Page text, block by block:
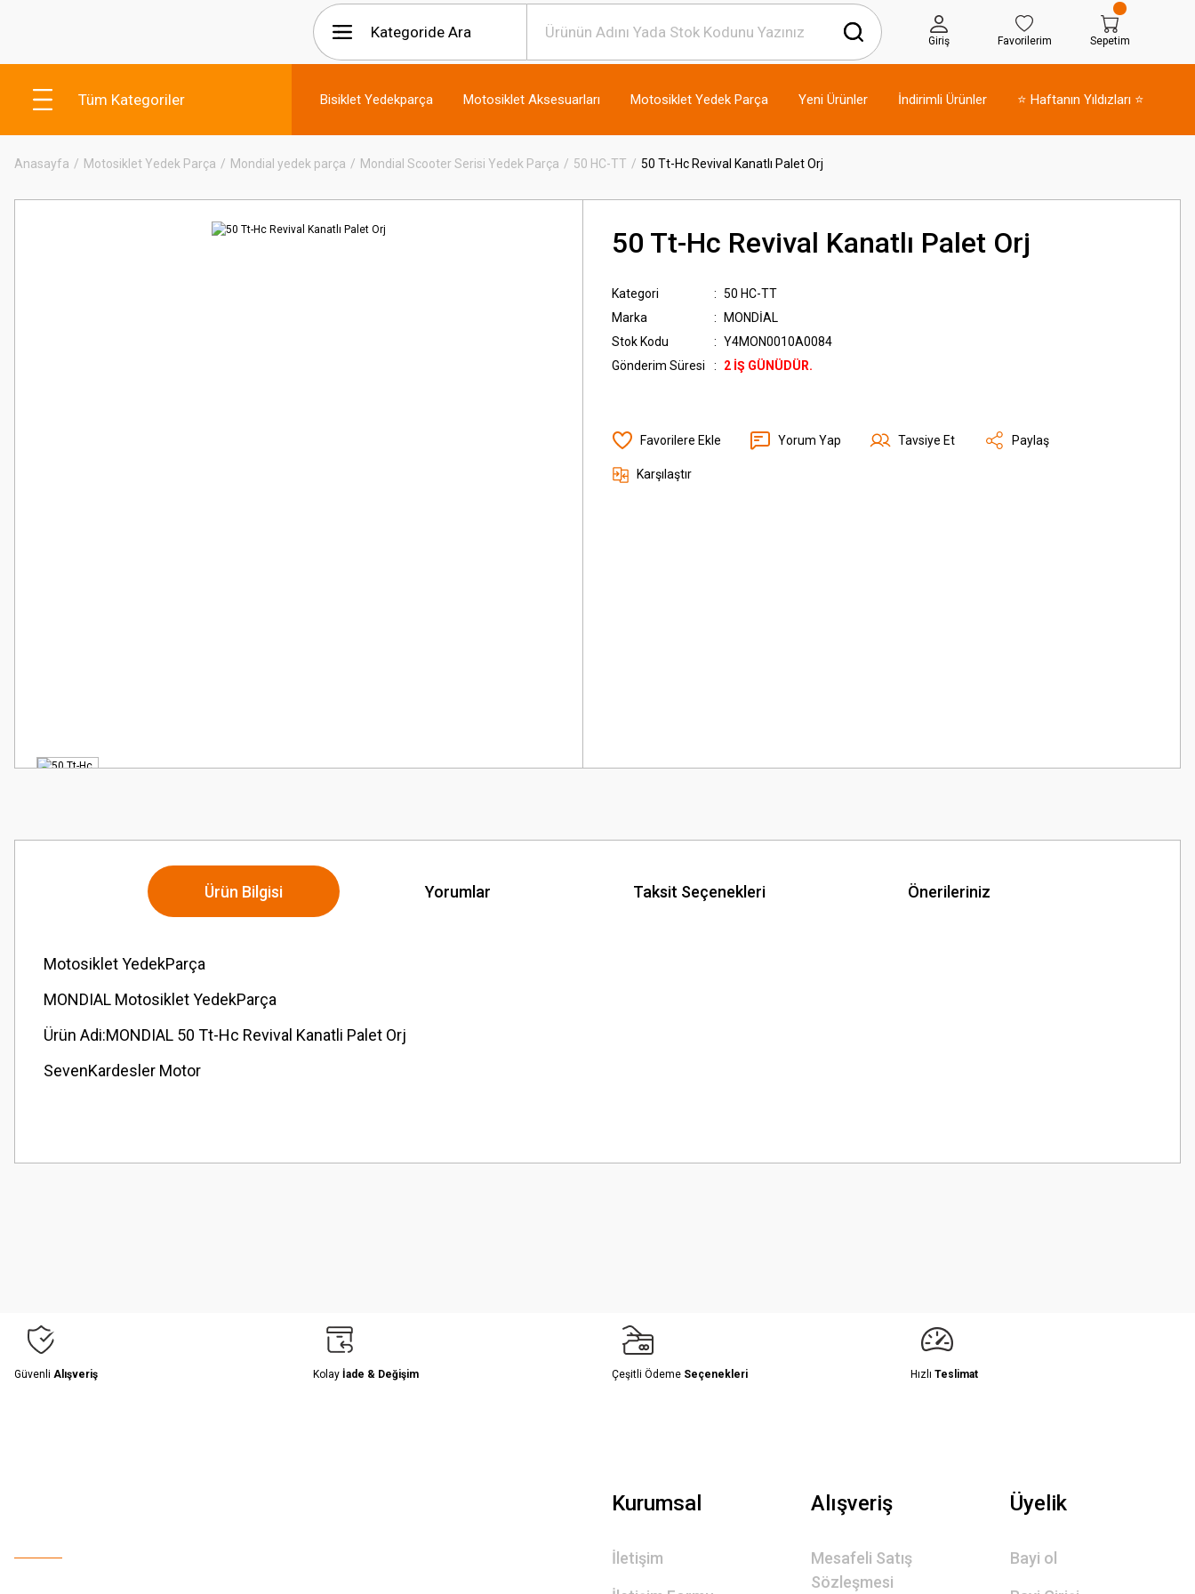
Giriş Favorilerim Sepetim
Tüm Kategoriler Bisiklet Yedekparça Motosiklet Aksesuarları Motosiklet Yedek Parça Yeni Ürünler İndirimli Ürünler ⭐ Haftanın Yıldızları ⭐
Anasayfa Motosiklet Yedek Parça Mondial yedek parça Mondial Scooter Serisi Yedek Parça 50 HC-TT 50 Tt-Hc Revival Kanatlı Palet Orj
50 Tt-Hc Revival Kanatlı Palet Orj
Kategori
50 HC-TT
Marka
MONDİAL
Stok Kodu
Y4MON0010A0084
Gönderim Süresi
2 İŞ GÜNÜDÜR.
Yorum Yap Tavsiye Et Paylaş
Karşılaştır
Ürün Bilgisi Yorumlar Taksit Seçenekleri Önerileriniz
Motosiklet YedekParça
MONDIAL Motosiklet YedekParça
Ürün Adi:MONDIAL 50 Tt-Hc Revival Kanatli Palet Orj
SevenKardesler Motor
Görüş ve önerileriniz için teşekkür ederiz.
Güvenli Alışveriş Kolay İade & Değişim Çeşitli Ödeme Seçenekleri Hızlı Teslimat
Kurumsal
İletişim
Alışveriş
Mesafeli Satış
Sözleşmesi
Üyelik
Bayi ol